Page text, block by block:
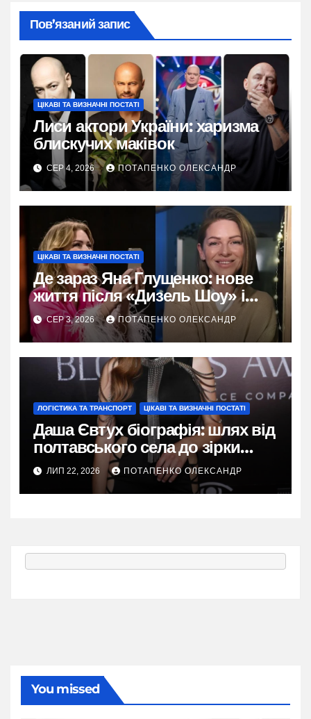
Пов’язаний запис
ЦІКАВІ ТА ВИЗНАЧНІ ПОСТАТІ
Лиси актори України: харизма
блискучих маківок
СЕР 4, 2026 ПОТАПЕНКО ОЛЕКСАНДР
ЦІКАВІ ТА ВИЗНАЧНІ ПОСТАТІ
Де зараз Яна Глущенко: нове
життя після «Дизель Шоу» і
розлучення
СЕР 3, 2026 ПОТАПЕНКО ОЛЕКСАНДР
ЛОГІСТИКА ТА ТРАНСПОРТ ЦІКАВІ ТА ВИЗНАЧНІ ПОСТАТІ
Даша Євтух біографія: шлях від
полтавського села до зірки
TikTok
ЛИП 22, 2026 ПОТАПЕНКО ОЛЕКСАНДР
You missed